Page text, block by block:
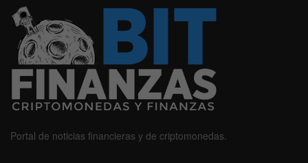
Portal de noticias financieras y de criptomonedas.